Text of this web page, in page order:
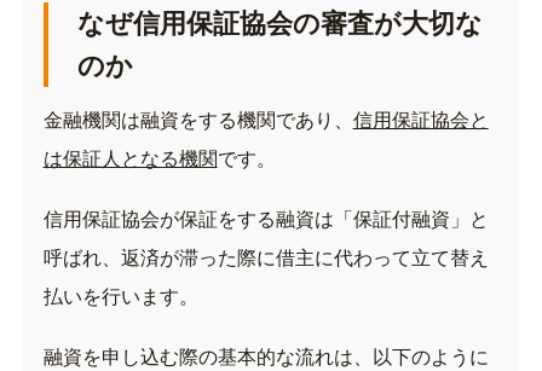
なぜ信用保証協会の審査が大切な
のか
金融機関は融資をする機関であり、 信用保証協会と
は保証人となる機関です。
信用保証協会が保証をする融資は「保証付融資」と
呼ばれ、返済が滞った際に借主に代わって立て替え
払いを行います。
融資を申し込む際の基本的な流れは、以下のように